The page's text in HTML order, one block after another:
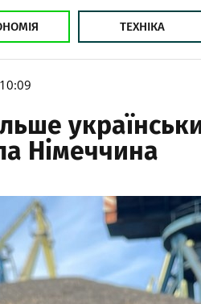
ТЕХНІКА
Німеччина